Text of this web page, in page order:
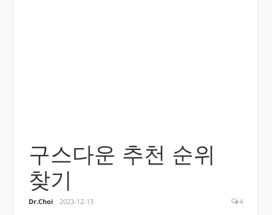
구스다운 추천 순위
찾기
Dr.Choi 2023-12-13 4